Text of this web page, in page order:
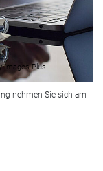
Images Plus
nehmen Sie sich am